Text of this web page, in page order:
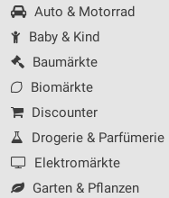
Auto & Motorrad
Baby & Kind
Baumärkte
Biomärkte
Discounter
Drogerie & Parfümerie
Elektromärkte
Garten & Pflanzen